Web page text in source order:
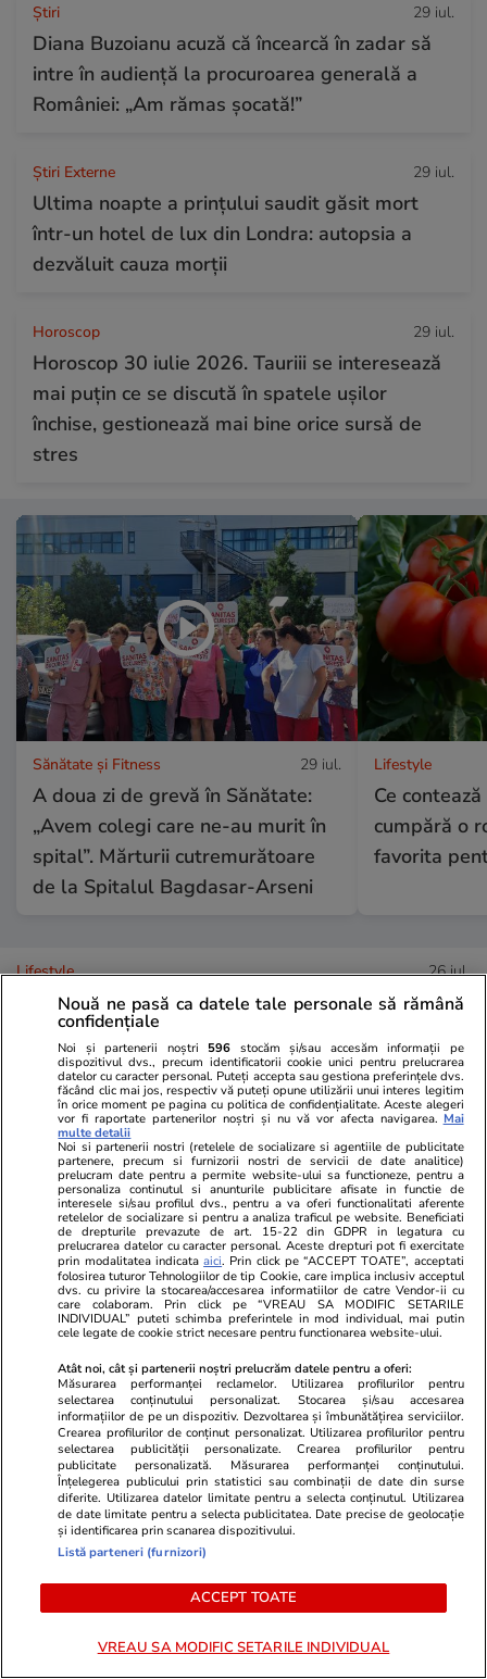
Ştiri 29 iul.
Diana Buzoianu acuză că încearcă în zadar să
intre în audiență la procuroarea generală a
României: „Am rămas șocată!”
Știri Externe 29 iul.
Ultima noapte a prințului saudit găsit mort
într-un hotel de lux din Londra: autopsia a
dezvăluit cauza morții
Horoscop 29 iul.
Horoscop 30 iulie 2026. Tauriii se interesează
mai puțin ce se discută în spatele ușilor
închise, gestionează mai bine orice sursă de
stres
Sănătate și Fitness 29 iul.
A doua zi de grevă în Sănătate:
„Avem colegi care ne-au murit în
spital”. Mărturii cutremurătoare
de la Spitalul Bagdasar-Arseni
Lifestyle
Ce
cumpără o
favorita
Lifestyle 26 iul.
Ploaia de meteori Delta
Aquaride 2026: când o poți
vedea cel mai bine
Lifestyle 27 iul.
Ce este scorțișoara Ceylon și
prin ce se diferențiază
Tehnologie 28 iul.
De ce curge apă din centrala
termică – motive și soluții. Ce să
nu faci
Nouă ne pasă ca datele tale personale să rămână
confidențiale
Noi și partenerii noștri 596 stocăm și/sau accesăm informații pe
dispozitivul dvs., precum identificatorii cookie unici pentru prelucrarea
datelor cu caracter personal. Puteți accepta sau gestiona preferințele dvs.
făcând clic mai jos, respectiv vă puteți opune utilizării unui interes legitim
în orice moment pe pagina cu politica de confidențialitate. Aceste alegeri
vor fi raportate partenerilor noștri și nu vă vor afecta navigarea. Mai
multe detalii
Noi si partenerii nostri (retelele de socializare si agentiile de publicitate
partenere, precum si furnizorii nostri de servicii de date analitice)
prelucram date pentru a permite website-ului sa functioneze, pentru a
personaliza continutul si anunturile publicitare afisate in functie de
interesele si/sau profilul dvs., pentru a va oferi functionalitati aferente
retelelor de socializare si pentru a analiza traficul pe website. Beneficiati
de drepturile prevazute de art. 15-22 din GDPR in legatura cu
prelucrarea datelor cu caracter personal. Aceste drepturi pot fi exercitate
prin modalitatea indicataaici. Prin click pe “ACCEPT TOATE”, acceptati
folosirea tuturor Tehnologiilor de tip Cookie, care implica inclusiv acceptul
dvs. cu privire la stocarea/accesarea informatiilor de catre Vendor-ii cu
care colaboram. Prin click pe “VREAU SA MODIFIC SETARILE
INDIVIDUAL” puteti schimba preferintele in mod individual, mai putin
cele legate de cookie strict necesare pentru functionarea website-ului.
Atât noi, cât și partenerii noștri prelucrăm datele pentru a oferi:
Măsurarea performanței reclamelor. Utilizarea profilurilor pentru
selectarea conținutului personalizat. Stocarea și/sau accesarea
informațiilor de pe un dispozitiv. Dezvoltarea și îmbunătățirea serviciilor.
Crearea profilurilor de conținut personalizat. Utilizarea profilurilor pentru
selectarea publicității personalizate. Crearea profilurilor pentru
publicitate personalizată. Măsurarea performanței conținutului.
Înțelegerea publicului prin statistici sau combinații de date din surse
diferite. Utilizarea datelor limitate pentru a selecta conținutul. Utilizarea
de date limitate pentru a selecta publicitatea. Date precise de geolocație
și identificarea prin scanarea dispozitivului.
Listă parteneri (furnizori)
ACCEPT TOATE
VREAU SA MODIFIC SETARILE INDIVIDUAL